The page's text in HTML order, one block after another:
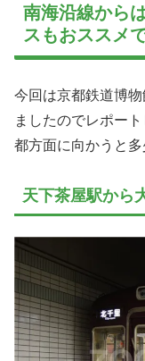
南海沿線から
スもおススメ
今回は京都鉄道博
ましたのでレポー
都方面に向かうと多
天下茶屋駅から